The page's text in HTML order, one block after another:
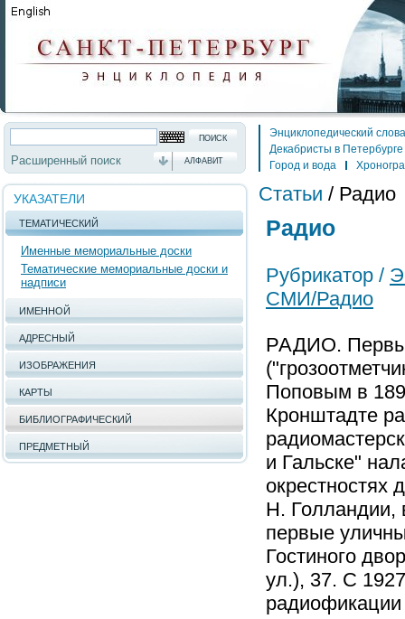
Расширенный поиск АЛФАВИТ
УКАЗАТЕЛИ
ТЕМАТИЧЕСКИЙ
Именные мемориальные доски
Тематические мемориальные доски и
надписи
ИМЕННОЙ
АДРЕСНЫЙ
ИЗОБРАЖЕНИЯ
КАРТЫ
БИБЛИОГРАФИЧЕСКИЙ
ПРЕДМЕТНЫЙ
Энциклопедический
Декабристы в Петербурге
Город и вода
Статьи / Радио
Радио
Рубрикатор /
СМИ/Радио
РАДИО.
Поповым в
Кронштадте
и Гальске"
окрестностях
Н. Голландии,
первые
Гостиного
ул.), 37. С